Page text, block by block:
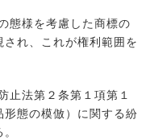
態様を考慮した商標の
れ、これが権利範囲を
止法第２条第１項第１
態の模倣）に関する紛